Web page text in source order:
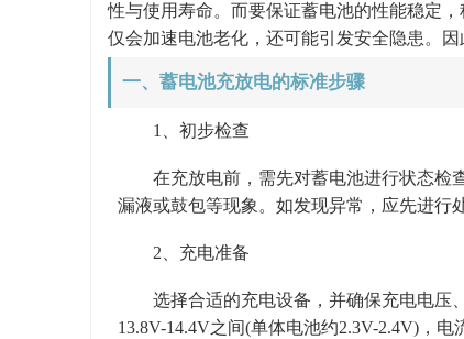
性与使用寿命。而要保证蓄电池的性能稳定
仅会加速电池老化，还可能引发安全隐患。
一、蓄电池充放电的标准步骤
1、初步检查
在充放电前，需先对蓄电池进行状态检查
漏液或鼓包等现象。如发现异常，应先进行
2、充电准备
选择合适的充电设备，并确保充电电压、
13.8V-14.4V之间(单体电池约2.3V-2.4V)，